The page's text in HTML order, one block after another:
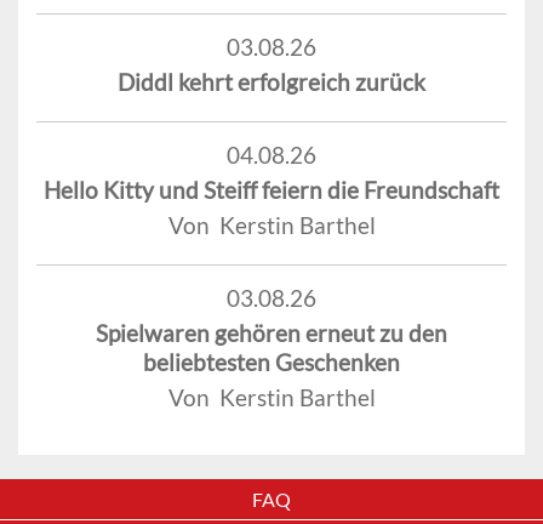
03.08.26
Diddl kehrt erfolgreich zurück
04.08.26
Hello Kitty und Steiff feiern die Freundschaft
Von Kerstin Barthel
03.08.26
Spielwaren gehören erneut zu den
beliebtesten Geschenken
Von Kerstin Barthel
FAQ